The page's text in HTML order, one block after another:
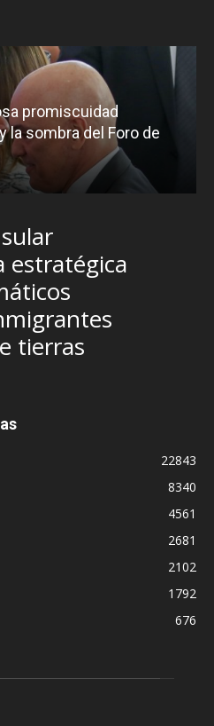
promiscuidad
la sombra del Foro de
estratégica
tierras
22843
8340
4561
2681
2102
1792
676